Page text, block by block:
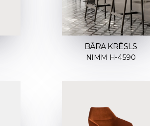
BĀRA KRĒSLS
NIMM H-4590